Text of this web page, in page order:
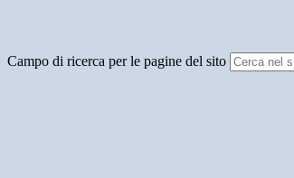
Campo di ricerca per le pagine del sito